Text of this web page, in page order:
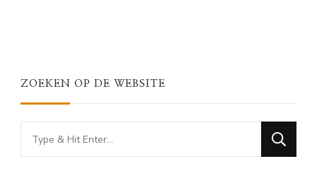
ZOEKEN OP DE WEBSITE
Looking
for